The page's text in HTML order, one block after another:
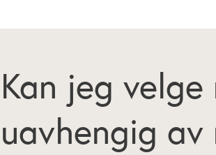
Kan jeg
uavhengig av